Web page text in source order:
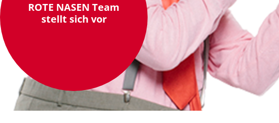
ROTE NASEN Team
stellt sich vor